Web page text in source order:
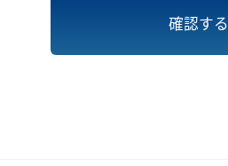
確認する